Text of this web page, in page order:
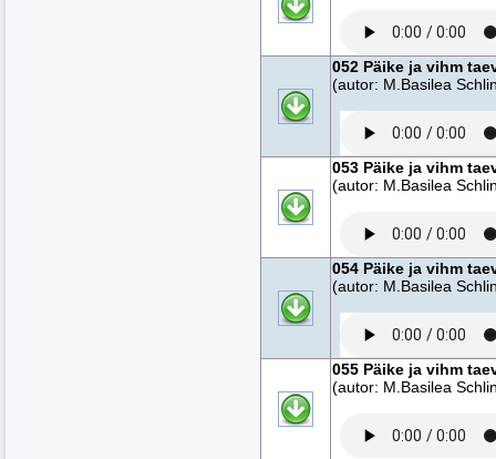
052 Päike ja vihm
(autor: M.Basilea
053 Päike ja vihm
(autor: M.Basilea
054 Päike ja vihm
(autor: M.Basilea
055 Päike ja vihm
(autor: M.Basilea